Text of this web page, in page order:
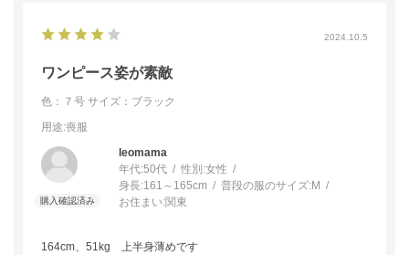
2024.10.5
ワンピース姿が素敵
色：７号 サイズ：ブラック
用途:喪服
leomama
年代:50代 性別:女性
身長:161～165cm 普段の服のサイズ:M
お住まい:関東
164cm、51kg 上半身薄めです